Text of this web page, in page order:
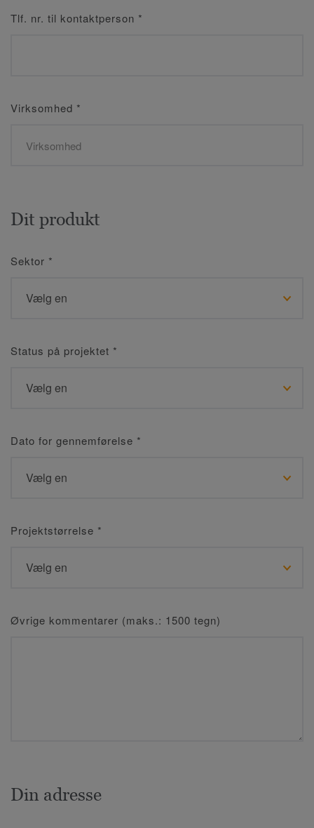
Tlf. nr. til kontaktperson *
Virksomhed *
Dit produkt
Sektor *
Status på projektet *
Dato for gennemførelse *
Projektstørrelse *
Øvrige kommentarer (maks.: 1500 tegn)
Din adresse